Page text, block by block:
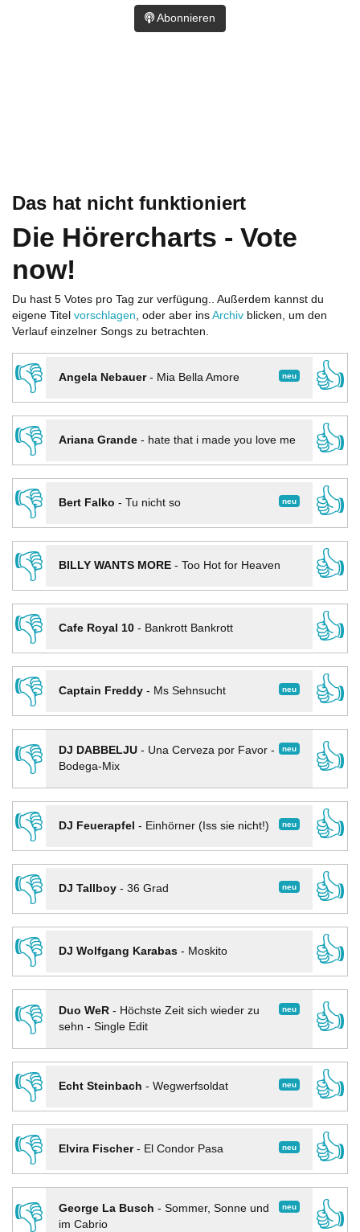
Das hat nicht funktioniert
Die Hörercharts - Vote
now!
Du hast 5 Votes pro Tag zur verfügung.. Außerdem kannst du
eigene Titel vorschlagen, oder aber ins Archiv blicken, um den
Verlauf einzelner Songs zu betrachten.
👎 neu
Angela Nebauer- Mia Bella Amore
👍
👎
Ariana Grande- hate that i made you love me
👍
👎
neu
Bert Falko - Tu nicht so
👍
👎
BILLY WANTS MORE- Too Hot for Heaven
👍
👎
Cafe Royal 10- Bankrott Bankrott
👍
👎
neu
Captain Freddy- Ms Sehnsucht
👍
👎
neu
DJ DABBELJU- Una Cerveza por Favor -
Bodega-Mix
👍
👎
neu
DJ Feuerapfel - Einhörner (Iss sie nicht!)
👍
👎
neu
DJ Tallboy- 36 Grad
👍
👎
DJ Wolfgang Karabas- Moskito
👍
👎
neu
Duo WeR- Höchste Zeit sich wieder zu
sehn - Single Edit
👍
👎
neu
Echt Steinbach - Wegwerfsoldat
👍
👎
neu
Elvira Fischer- El Condor Pasa
👍
👎
neu
George La Busch - Sommer, Sonne und
im Cabrio
👍
Abonnieren